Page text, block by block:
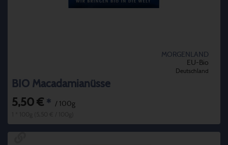
MORGENLAND
EU-Bio
Deutschland
BIO Macadamianüsse
5,50 € * / 100g